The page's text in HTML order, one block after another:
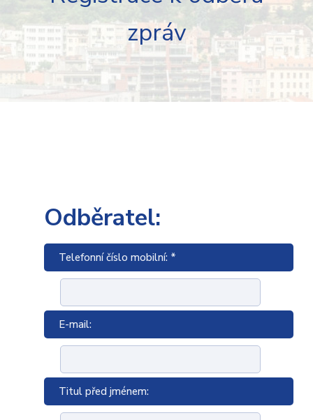
zpráv
Odběratel:
Telefonní číslo mobilní: *
E-mail:
Titul před jménem: